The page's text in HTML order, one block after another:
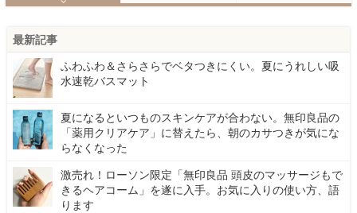
最新記事
ふわふわ＆さらさらでベタつきにくい。夏にうれしい吸
水速乾バスマット
夏になるといつものスキンケアが合わない。無印良品の
「薬用クリアケア」に替えたら、朝のカサつきが気にな
らなくなった
激売れ！ローソン限定「無印良品 頭皮のマッサージもで
きるヘアコーム」を遂に入手。お気に入りの使い方、語
ります